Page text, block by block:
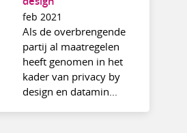
feb 2021
Als de overbrengende
partij al maatregelen
heeft genomen in het
kader van privacy by
design en datamin...